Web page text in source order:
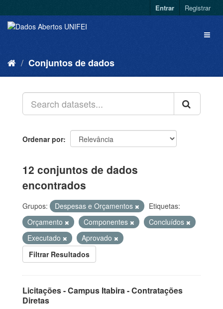
Entrar Registrar
Conjuntos de dados
Ordenar por
12 conjuntos de dados
encontrados
Grupos: Despesas e Orçamentos
Etiquetas:
Orçamento
Componentes
Concluídos
Executado
Aprovado
Filtrar Resultados
Licitações - Campus Itabira - Contratações
Diretas